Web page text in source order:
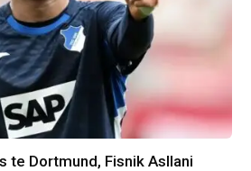
te Dortmund, Fisnik Asllani